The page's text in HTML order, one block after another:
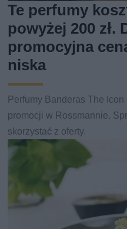
Te perfumy
powyżej 200 zł.
promocyjna
niska
Perfumy Banderas The
promocji w Rossmannie.
skorzystać z oferty.